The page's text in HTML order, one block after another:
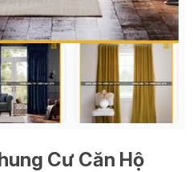
Cư Căn Hộ